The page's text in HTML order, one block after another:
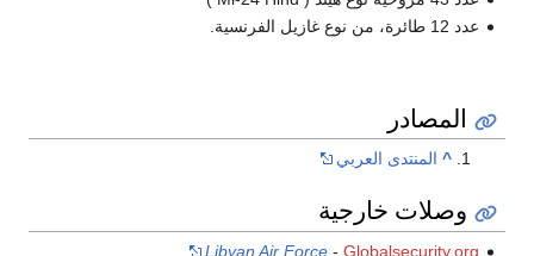
عدد 12 طائرة، من نوع غازيل الفرنسية.
المصادر
^ المنتدى العربي
وصلات خارجية
Libyan Air Force- Globalsecurity.org